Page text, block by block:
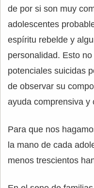
de por si son muy
adolescentes
espíritu rebelde y
personalidad. Esto
potenciales suicidas
de observar su
ayuda comprensiva y
Para que nos
la mano de cada
menos trescientos